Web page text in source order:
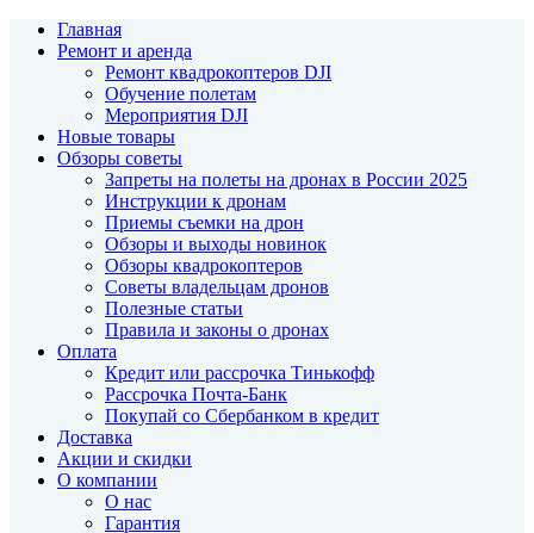
Главная
Ремонт и аренда
Ремонт квадрокоптеров DJI
Обучение полетам
Мероприятия DJI
Новые товары
Обзоры советы
Запреты на полеты на дронах в России 2025
Инструкции к дронам
Приемы съемки на дрон
Обзоры и выходы новинок
Обзоры квадрокоптеров
Советы владельцам дронов
Полезные статьи
Правила и законы о дронах
Оплата
Кредит или рассрочка Тинькофф
Рассрочка Почта-Банк
Покупай со Сбербанком в кредит
Доставка
Акции и скидки
О компании
О нас
Гарантия